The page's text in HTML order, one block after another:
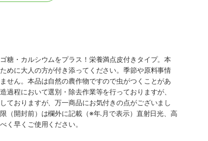
糖・カルシウムをプラス！栄養満点皮付きタイプ。本
めに大人の方が付き添ってください。季節や原料事情
せん。本品は自然の農作物ですので虫がつくことがあ
程において選別・除去作業等を行っておりますが、
ておりますが、万一商品にお気付きの点がございまし
（開封前）は欄外に記載（※年.月で表示）直射日光、高
く早くご使用ください。